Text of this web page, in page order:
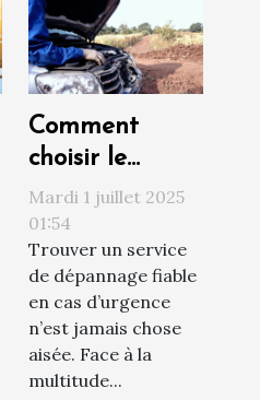
Comment
choisir le
meilleur service
de dépannage
en urgence ?
Mardi 1 juillet 2025
01:54
Trouver un service
de dépannage fiable
en cas d’urgence
n’est jamais chose
aisée. Face à la
multitude...